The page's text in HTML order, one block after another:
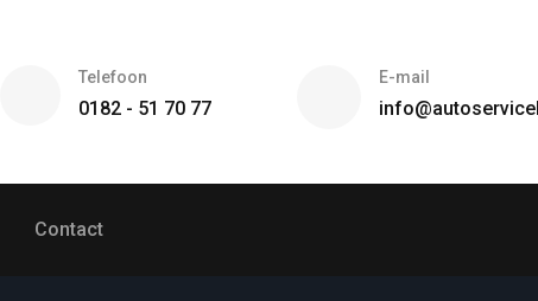
Telefoon
0182 - 51 70 77
E-mail
Contact